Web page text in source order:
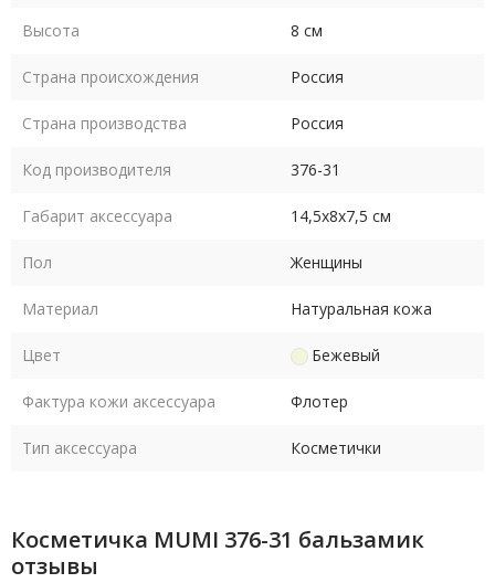
Высота 8 см
Страна происхождения Россия
Страна производства Россия
Код производителя 376-31
Габарит аксессуара 14,5х8х7,5 см
Пол Женщины
Материал Натуральная кожа
Цвет Бежевый
Фактура кожи аксессуара Флотер
Тип аксессуара Косметички
Косметичка MUMI 376-31 бальзамик
отзывы